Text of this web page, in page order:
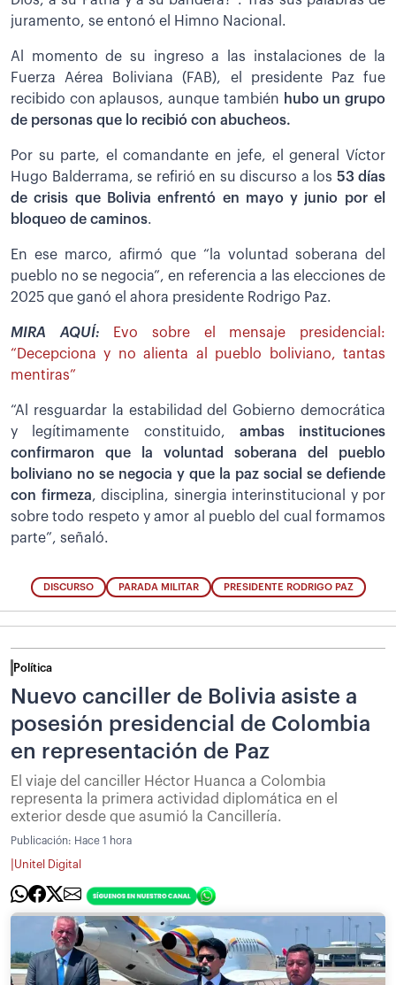
juramento, se entonó el Himno Nacional.
Al momento de su ingreso a las instalaciones de la
Fuerza Aérea Boliviana (FAB), el presidente Paz fue
recibido con aplausos, aunque también hubo un grupo
de personas que lo recibió con abucheos.
Por su parte, el comandante en jefe, el general Víctor
Hugo Balderrama, se refirió en su discurso a los 53 días
de crisis que Bolivia enfrentó en mayo y junio por el
bloqueo de caminos.
En ese marco, afirmó que “la voluntad soberana del
pueblo no se negocia”, en referencia a las elecciones de
2025 que ganó el ahora presidente Rodrigo Paz.
MIRA AQUÍ:
Evo sobre el mensaje presidencial:
“Decepciona y no alienta al pueblo boliviano, tantas
mentiras”
“Al resguardar la estabilidad del Gobierno democrática
y legítimamente constituido, ambas instituciones
confirmaron que la voluntad soberana del pueblo
boliviano no se negocia y que la paz social se defiende
con firmeza, disciplina, sinergia interinstitucional y por
sobre todo respeto y amor al pueblo del cual formamos
parte”, señaló.
DISCURSO PARADA MILITAR PRESIDENTE RODRIGO PAZ
Política
Nuevo canciller de Bolivia asiste a
posesión presidencial de Colombia
en representación de Paz
El viaje del canciller Héctor Huanca a Colombia
representa la primera actividad diplomática en el
exterior desde que asumió la Cancillería.
Publicación: Hace 1 hora
Unitel Digital